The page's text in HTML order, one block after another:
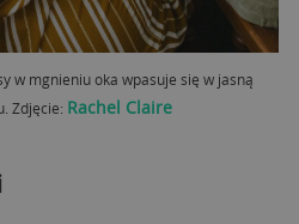
w mgnieniu oka wpasuje się w jasną
Zdjęcie: Rachel Claire